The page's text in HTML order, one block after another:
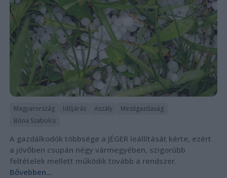
Magyarország Időjárás Aszály
Mezőgazdaság
Bóna Szabolcs
A gazdálkodók többsége a JÉGER leállítását kérte, ezért
a jövőben csupán négy vármegyében, szigorúbb
feltételek mellett működik tovább a rendszer.
Bővebben...